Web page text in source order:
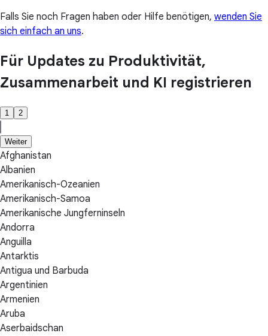
Falls Sie noch Fragen haben oder Hilfe benötigen, wenden Sie
sich einfach an uns.
Für Updates zu Produktivität,
Zusammenarbeit und KI registrieren
1 2
Weiter
Afghanistan
Albanien
Amerikanisch-Ozeanien
Amerikanisch-Samoa
Amerikanische Jungferninseln
Andorra
Anguilla
Antarktis
Antigua und Barbuda
Argentinien
Armenien
Aruba
Aserbaidschan